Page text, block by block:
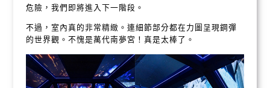
危險，我們即將進入下一階段。
不過，室內真的非常精緻。連細節部分都在力圖呈現鋼彈
的世界觀。不愧是萬代南夢宮！真是太棒了。